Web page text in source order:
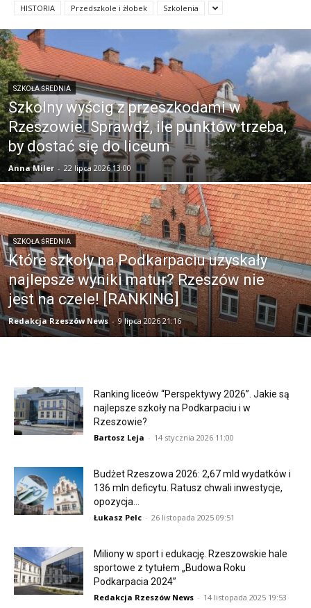
HISTORIA Przedszkole i żłobek Szkolenia
SZKOŁA ŚREDNIA
Szkolny wyścig z przeszkodami w
Rzeszowie. Sprawdź, ile punktów trzeba,
by dostać się do liceum
Anna Miler - 22 lipca 2026 13:00
SZKOŁA ŚREDNIA
Które szkoły na Podkarpaciu uzyskały
najlepsze wyniki matur? Rzeszów nie
jest na czele! [RANKING]
Redakcja Rzeszów News - 9 lipca 2026 21:16
Ranking liceów “Perspektywy 2026”. Jakie są
najlepsze szkoły na Podkarpaciu i w
Rzeszowie?
Bartosz Leja - 14 stycznia 2026 11:00
Budżet Rzeszowa 2026: 2,67 mld wydatków i
136 mln deficytu. Ratusz chwali inwestycje,
opozycja...
Łukasz Pelc - 26 listopada 2025 09:51
Miliony w sport i edukację. Rzeszowskie hale
sportowe z tytułem „Budowa Roku
Podkarpacia 2024”
Redakcja Rzeszów News - 14 listopada 2025 19:53